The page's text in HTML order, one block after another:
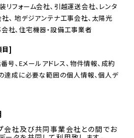
リフォーム会社、引越運送会社、レンタ
、 地デジアンテナ工事会社、太陽光
社、住宅機器・設備工事業者
目]
号、Eメールアドレス、物件情報、成約
達成に必要な範囲の個人情報、個人デ
会社及び共同事業会社との間でお